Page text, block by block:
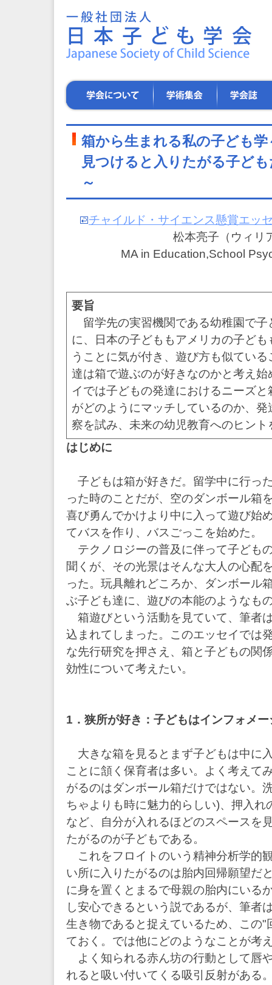
一
般
社
団
法
日
子
も
成
～
学
に
集
誌
箱から生まれる私の子ども
見つけると入りたがる子ど
～
チャイルド・サイエンス懸賞エッ
松本亮子（ウィリ
MA in Education,School
要旨
留学先の実習機関である幼稚園で子
に、日本の子どももアメリカの子ど
うことに気が付き、遊び方も似てい
達は箱で遊ぶのが好きなのかと考え
イでは子どもの発達におけるニーズ
がどのようにマッチしているのか、
察を試み、未来の幼児教育へのヒント
はじめに
子どもは箱が好きだ。留学中に行っ
った時のことだが、空のダンボール箱
喜び勇んでかけより中に入って遊び始
てバスを作り、バスごっこを始めた。
テクノロジーの普及に伴って子ども
聞くが、その光景はそんな大人の心配
った。玩具離れどころか、ダンボール
ぶ子ども達に、遊びの本能のようなも
箱遊びという活動を見ていて、筆者
込まれてしまった。このエッセイでは
な先行研究を押さえ、箱と子どもの関
効性について考えたい。
1．狭所が好き：子どもはインフォメ
大きな箱を見るとまず子どもは中に
ことに頷く保育者は多い。よく考えて
がるのはダンボール箱だけではない。
ちゃよりも時に魅力的らしい)、押入れ
など、自分が入れるほどのスペースを
たがるのが子どもである。
これをフロイトのいう精神分析学的
い所に入りたがるのは胎内回帰願望だ
に身を置くとまるで母親の胎内にいる
し安心できるという説であるが、筆者
生き物であると捉えているため、この"
ておく。では他にどのようなことが考
よく知られる赤ん坊の行動として唇
れると吸い付いてくる吸引反射がある